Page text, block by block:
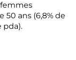
50 ans (6,8% de
pda).